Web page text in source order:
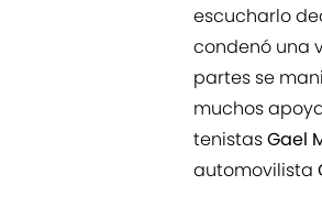
escucharlo
condenó una
partes se
muchos
tenistasGael
automovilista